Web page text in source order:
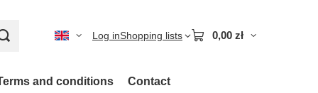
Log inShopping lists 0,00 zł
and conditions Contact